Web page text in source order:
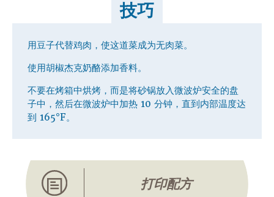
技巧
用豆子代替鸡肉，使这道菜成为无肉菜。
使用胡椒杰克奶酪添加香料。
不要在烤箱中烘烤，而是将砂锅放入微波炉安全的盘
子中，然后在微波炉中加热 10 分钟，直到内部温度达
到 165°F。
打印配方